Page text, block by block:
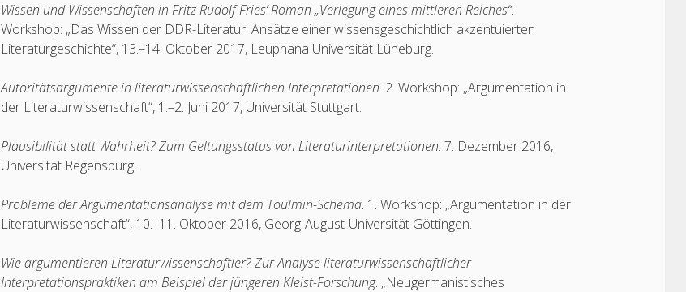
Wissen und Wissenschaften in Fritz Rudolf Fries‘ Roman „Verlegung eines mittleren Reiches“.
Workshop: „Das Wissen der DDR-Literatur. Ansätze einer wissensgeschichtlich akzentuierten
Literaturgeschichte“, 13.–14. Oktober 2017, Leuphana Universität Lüneburg.
Autoritätsargumente in literaturwissenschaftlichen Interpretationen. 2. Workshop: „Argumentation in
der Literaturwissenschaft“, 1.–2. Juni 2017, Universität Stuttgart.
Plausibilität statt Wahrheit? Zum Geltungsstatus von Literaturinterpretationen. 7. Dezember 2016,
Universität Regensburg.
Probleme der Argumentationsanalyse mit dem Toulmin-Schema. 1. Workshop: „Argumentation in der
Literaturwissenschaft“, 10.–11. Oktober 2016, Georg-August-Universität Göttingen.
Wie argumentieren Literaturwissenschaftler? Zur Analyse literaturwissenschaftlicher
Interpretationspraktiken am Beispiel der jüngeren Kleist-Forschung. „Neugermanistisches